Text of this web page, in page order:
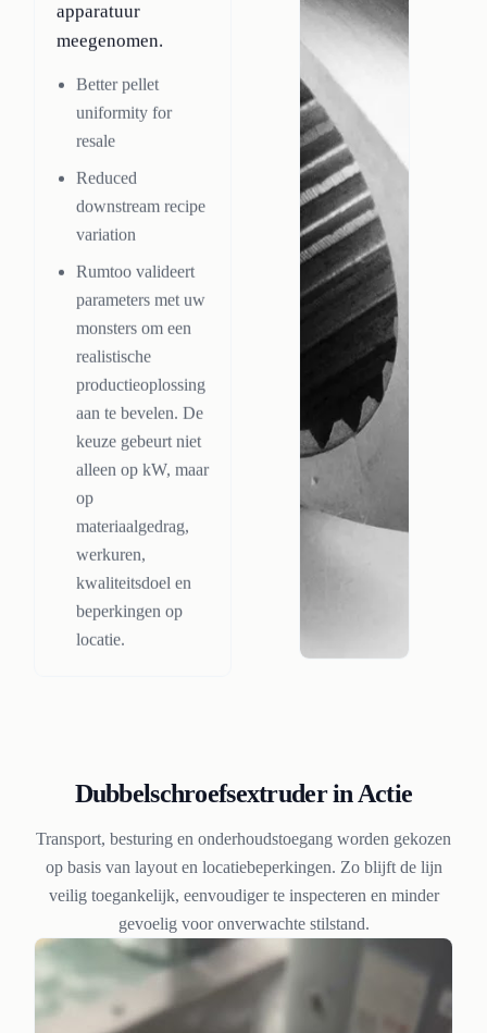
apparatuur
meegenomen.
Better pellet
uniformity for
resale
Reduced
downstream recipe
variation
Rumtoo valideert
parameters met uw
monsters om een
realistische
productieoplossing
aan te bevelen. De
keuze gebeurt niet
alleen op kW, maar
op
materiaalgedrag,
werkuren,
kwaliteitsdoel en
beperkingen op
locatie.
Dubbelschroefsextruder in Actie
Transport, besturing en onderhoudstoegang worden gekozen
op basis van layout en locatiebeperkingen. Zo blijft de lijn
veilig toegankelijk, eenvoudiger te inspecteren en minder
gevoelig voor onverwachte stilstand.